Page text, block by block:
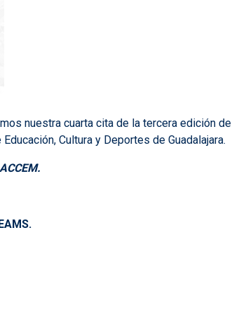
nuestra cuarta cita de la tercera edición de
Cultura y Deportes de Guadalajara.